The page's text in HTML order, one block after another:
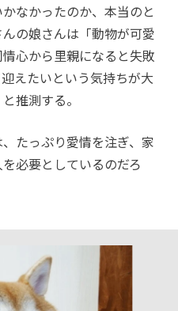
なかったのか、本当のと
の娘さんは「動物が可愛
心から里親になると失敗
えたいという気持ちが大
推測する。
たっぷり愛情を注ぎ、家
必要としているのだろ